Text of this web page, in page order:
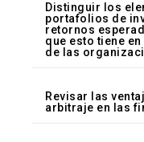
Distinguir los
portafolios de
retornos
que esto tiene
de las
Revisar las
arbitraje en las